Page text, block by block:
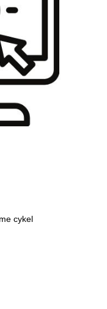
cykel